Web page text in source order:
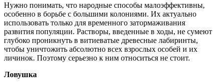
Нужно понимать, что народные способы малоэффективны,
особенно в борьбе с большими колониями. Их актуально
использовать только для временного затормаживания
развития популяции. Растворы, введенные в ходы, не сумеют
глубоко проникнуть в витиеватые древесные лабиринты,
чтобы уничтожить абсолютно всех взрослых особей и их
личинок. Поэтому серьезно к ним относиться не стоит.
Ловушка